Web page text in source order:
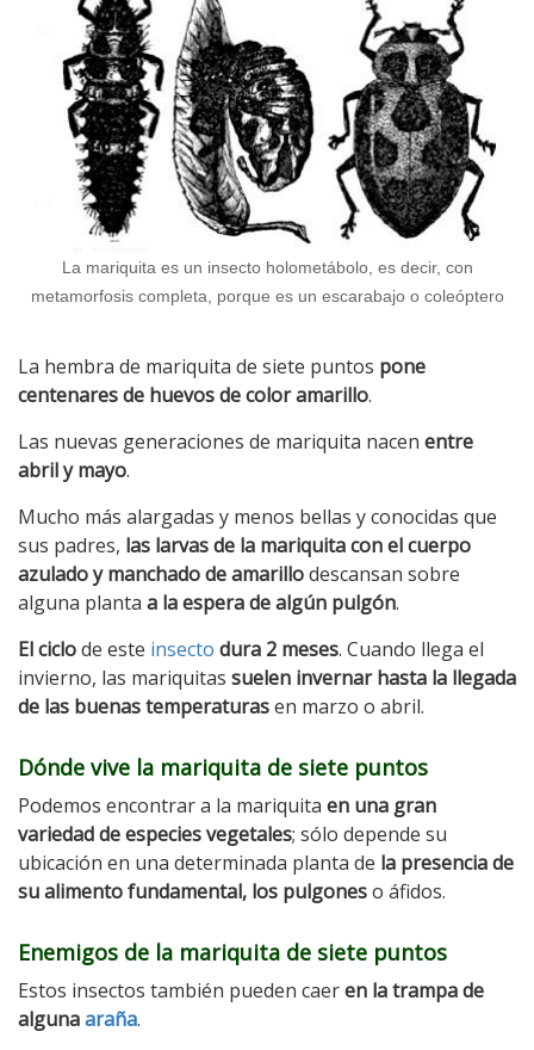
La mariquita es un insecto holometábolo, es decir, con
metamorfosis completa, porque es un escarabajo o coleóptero
La hembra de mariquita de siete puntos pone
centenares de huevos de color amarillo.
Las nuevas generaciones de mariquita nacen entre
abril y mayo.
Mucho más alargadas y menos bellas y conocidas que
sus padres, las larvas de la mariquita con el cuerpo
azulado y manchado de amarillodescansan sobre
alguna planta a la espera de algún pulgón.
El ciclode este insecto dura 2 meses. Cuando llega el
invierno, las mariquitas suelen invernar hasta la llegada
de las buenas temperaturasen marzo o abril.
Dónde vive la mariquita de siete puntos
Podemos encontrar a la mariquita en una gran
variedad de especies vegetales; sólo depende su
ubicación en una determinada planta de la presencia de
su alimento fundamental, los pulgoneso áfidos.
Enemigos de la mariquita de siete puntos
Estos insectos también pueden caeren la trampa de
algunaaraña.